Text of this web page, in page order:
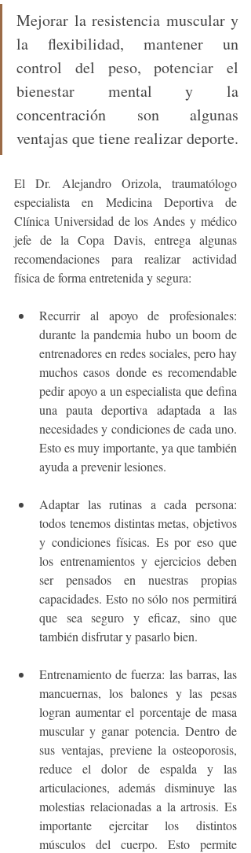
Mejorar la resistencia muscular y
la flexibilidad, mantener un
control del peso, potenciar el
bienestar mental y la
concentración son algunas
El Dr. Alejandro Orizola, traumatólogo
especialista en Medicina Deportiva de
Clínica Universidad de los Andes y médico
jefe de la Copa Davis, entrega algunas
recomendaciones para realizar actividad
física de forma entretenida y segura:
Recurrir al apoyo de profesionales:
durante la pandemia hubo un boom de
entrenadores en redes sociales, pero hay
muchos casos donde es recomendable
pedir apoyo a un especialista que defina
una pauta deportiva adaptada a las
necesidades y condiciones de cada uno.
Esto es muy importante, ya que también
ayuda a prevenir lesiones.
Adaptar las rutinas a cada persona:
todos tenemos distintas metas, objetivos
y condiciones físicas. Es por eso que
los entrenamientos y ejercicios deben
ser pensados en nuestras propias
capacidades. Esto no sólo nos permitirá
que sea seguro y eficaz, sino que
también disfrutar y pasarlo bien.
Entrenamiento de fuerza: las barras, las
mancuernas, los balones y las pesas
logran aumentar el porcentaje de masa
muscular y ganar potencia. Dentro de
sus ventajas, previene la osteoporosis,
reduce el dolor de espalda y las
articulaciones, además disminuye las
molestias relacionadas a la artrosis. Es
importante ejercitar los distintos
músculos del cuerpo. Esto permite